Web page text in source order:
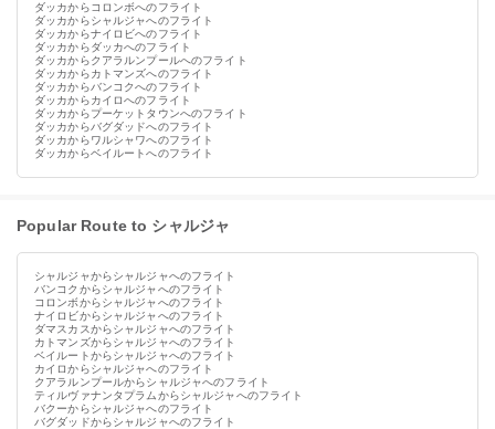
ダッカからコロンボへのフライト
ダッカからシャルジャへのフライト
ダッカからナイロビへのフライト
ダッカからダッカへのフライト
ダッカからクアラルンプールへのフライト
ダッカからカトマンズへのフライト
ダッカからバンコクへのフライト
ダッカからカイロへのフライト
ダッカからプーケットタウンへのフライト
ダッカからバグダッドへのフライト
ダッカからワルシャワへのフライト
ダッカからベイルートへのフライト
Popular Route to シャルジャ
シャルジャからシャルジャへのフライト
バンコクからシャルジャへのフライト
コロンボからシャルジャへのフライト
ナイロビからシャルジャへのフライト
ダマスカスからシャルジャへのフライト
カトマンズからシャルジャへのフライト
ベイルートからシャルジャへのフライト
カイロからシャルジャへのフライト
クアラルンプールからシャルジャへのフライト
ティルヴァナンタプラムからシャルジャへのフライト
バクーからシャルジャへのフライト
バグダッドからシャルジャへのフライト